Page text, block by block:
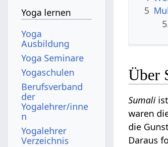
5
Über
Sumali
waren
die
Daraus
Yoga lernen
Yoga
Ausbildung
Yoga Seminare
Yogaschulen
Berufsverband
der
Yogalehrer/inne
n
Yogalehrer
Verzeichnis